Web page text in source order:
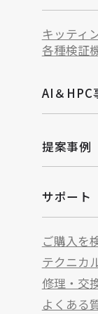
キッティ
各種検証
AI＆HPC
提案事例
サポート
ご購入を
テクニカ
修理・交
よくある